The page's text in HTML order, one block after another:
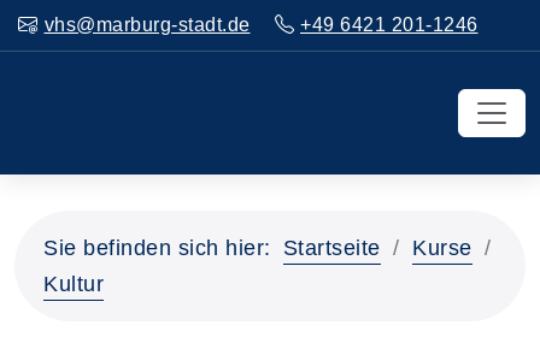
vhs@marburg-stadt.de +49 6421 201-1246
Sie befinden sich hier: Startseite
Kurse
Kultur